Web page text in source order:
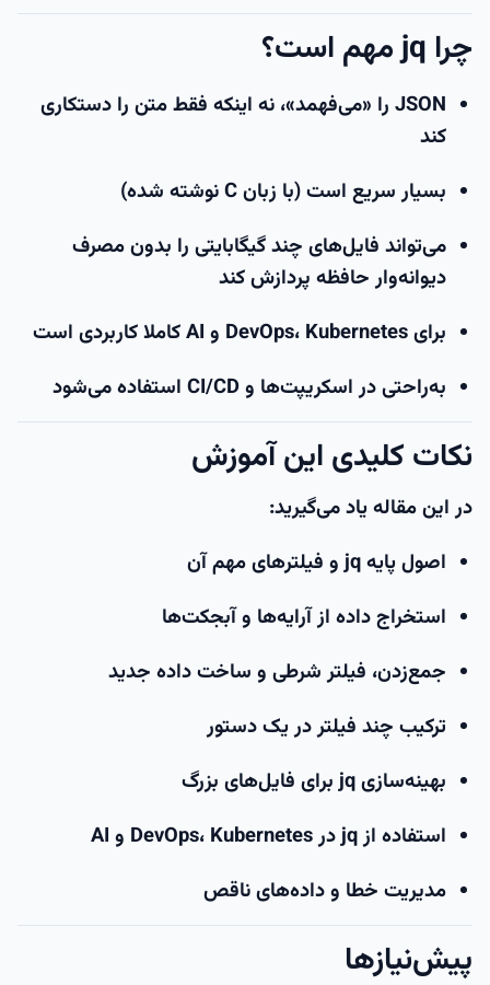
چرا jq مهم است؟
JSON را «می‌فهمد»، نه اینکه فقط متن را دستکاری
کند
بسیار سریع است (با زبان C نوشته شده)
می‌تواند فایل‌های چند گیگابایتی را بدون مصرف
دیوانه‌وار حافظه پردازش کند
برای DevOps، Kubernetes و AI کاملا کاربردی است
به‌راحتی در اسکریپت‌ها و CI/CD استفاده می‌شود
نکات کلیدی این آموزش
در این مقاله یاد می‌گیرید:
اصول پایه jq و فیلترهای مهم آن
استخراج داده از آرایه‌ها و آبجکت‌ها
جمع‌زدن، فیلتر شرطی و ساخت داده جدید
ترکیب چند فیلتر در یک دستور
بهینه‌سازی jq برای فایل‌های بزرگ
استفاده از jq در DevOps، Kubernetes و AI
مدیریت خطا و داده‌های ناقص
پیش‌نیازها